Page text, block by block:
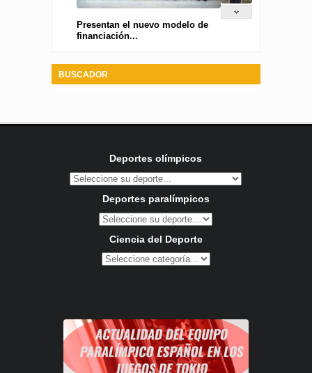
Presentan el nuevo modelo de
financiación...
BUSCADOR
Deportes olímpicos
Deportes paralímpicos
Ciencia del Deporte